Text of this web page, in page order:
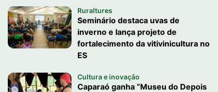
Ruraltures
Seminário destaca uvas de
inverno e lança projeto de
fortalecimento da vitivinicultura no
ES
Cultura e inovação
Caparaó ganha “Museu do Depois